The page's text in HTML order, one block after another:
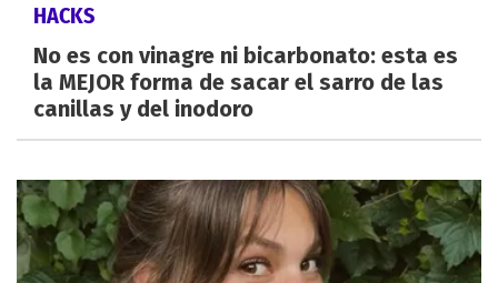
HACKS
No es con vinagre ni bicarbonato: esta es
la MEJOR forma de sacar el sarro de las
canillas y del inodoro